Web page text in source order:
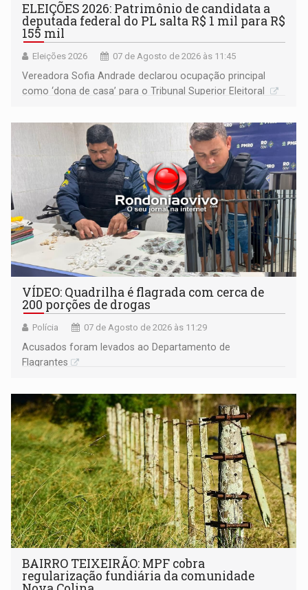
ELEIÇÕES 2026: Patrimônio de candidata a
deputada federal do PL salta R$ 1 mil para R$
155 mil
Eleições 2026 07 de Agosto de 2026 às 11:45
Vereadora Sofia Andrade declarou ocupação principal
como ‘dona de casa’ para o Tribunal Superior Eleitoral
VÍDEO: Quadrilha é flagrada com cerca de
200 porções de drogas
Polícia 07 de Agosto de 2026 às 11:29
Acusados foram levados ao Departamento de
Flagrantes
BAIRRO TEIXEIRÃO: MPF cobra
regularização fundiária da comunidade